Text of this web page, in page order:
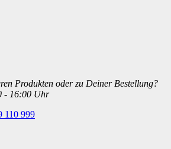
Produkten oder zu Deiner Bestellung?
- 16:00 Uhr
110 999